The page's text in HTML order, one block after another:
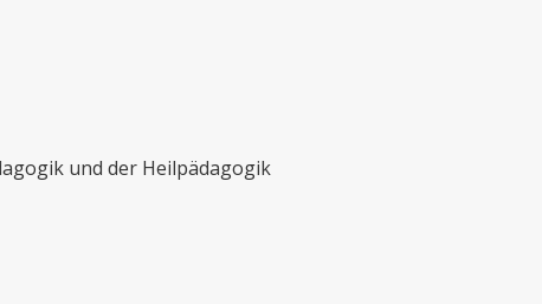
und der Heilpädagogik